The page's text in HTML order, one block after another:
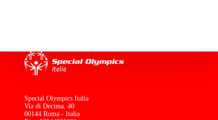
Special Olympics Italia
Via di Decima, 40
00144 Roma - Italia